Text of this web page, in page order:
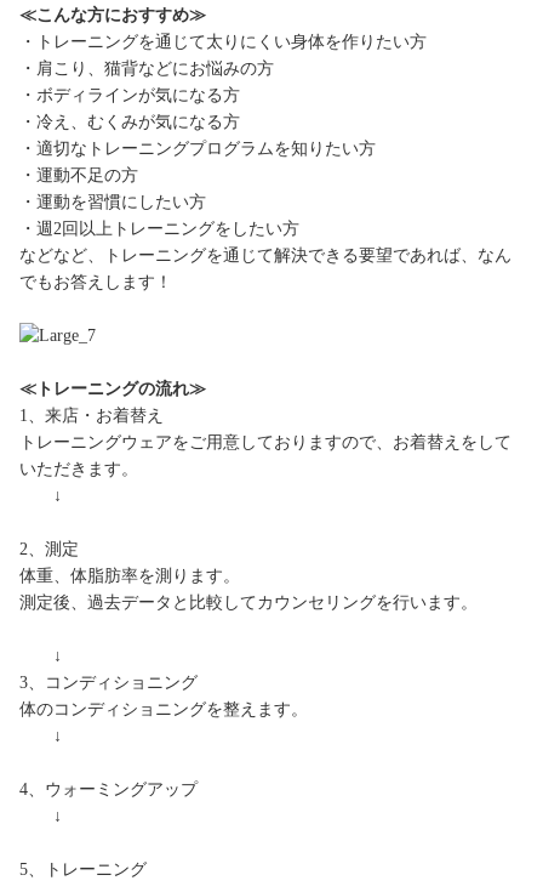
≪こんな方におすすめ≫
・トレーニングを通じて太りにくい身体を作りたい方
・肩こり、猫背などにお悩みの方
・ボディラインが気になる方
・冷え、むくみが気になる方
・適切なトレーニングプログラムを知りたい方
・運動不足の方
・運動を習慣にしたい方
・週2回以上トレーニングをしたい方
などなど、トレーニングを通じて解決できる要望であれば、なん
でもお答えします！
≪トレーニングの流れ≫
1、来店・お着替え
トレーニングウェアをご用意しておりますので、お着替えをして
いただきます。
↓
2、測定
体重、体脂肪率を測ります。
測定後、過去データと比較してカウンセリングを行います。
↓
3、コンディショニング
体のコンディショニングを整えます。
↓
4、ウォーミングアップ
↓
5、トレーニング